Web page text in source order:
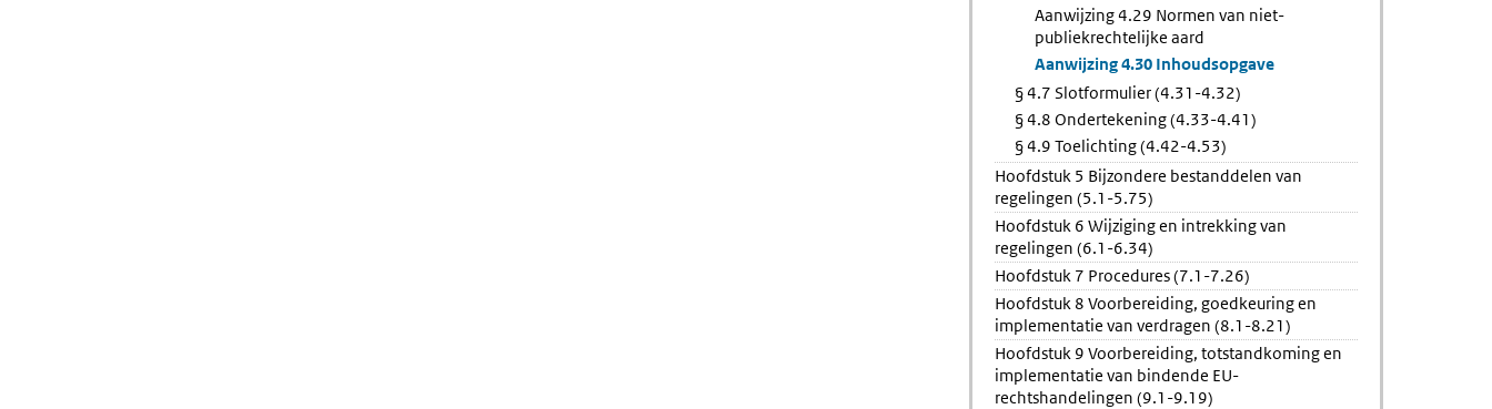
Aanwijzing 4.29 Normen van niet-
publiekrechtelijke aard
Aanwijzing 4.30 Inhoudsopgave
§ 4.7 Slotformulier (4.31-4.32)
§ 4.8 Ondertekening (4.33-4.41)
§ 4.9 Toelichting (4.42-4.53)
Hoofdstuk 5 Bijzondere bestanddelen van
regelingen (5.1-5.75)
Hoofdstuk 6 Wijziging en intrekking van
regelingen (6.1-6.34)
Hoofdstuk 7 Procedures (7.1-7.26)
Hoofdstuk 8 Voorbereiding, goedkeuring en
implementatie van verdragen (8.1-8.21)
Hoofdstuk 9 Voorbereiding, totstandkoming en
implementatie van bindende EU-
rechtshandelingen (9.1-9.19)